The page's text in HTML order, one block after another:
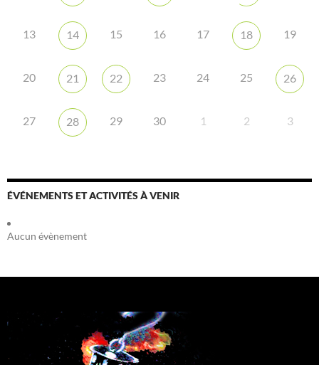
13 14 15 16 17 18 19
20 21 22 23 24 25 26
27 28 29 30 1 2 3
ÉVÉNEMENTS ET ACTIVITÉS À VENIR
Aucun évènement